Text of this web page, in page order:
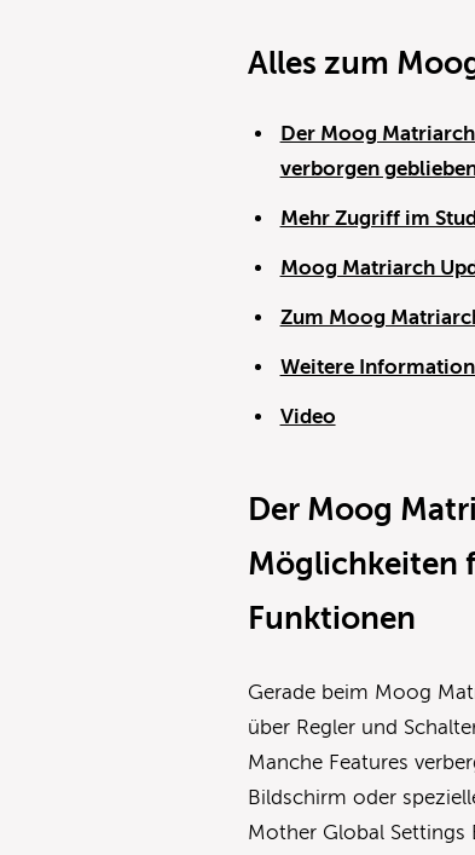
Alles zum
Der Moog
verborgen
Mehr Zugriff im
Moog Matriarch
Zum Moog
Weitere
Video
Der Moog
Möglichkeiten
Funktionen
Gerade beim Moog
über Regler und
Manche Features
Bildschirm oder
Mother Global Settings